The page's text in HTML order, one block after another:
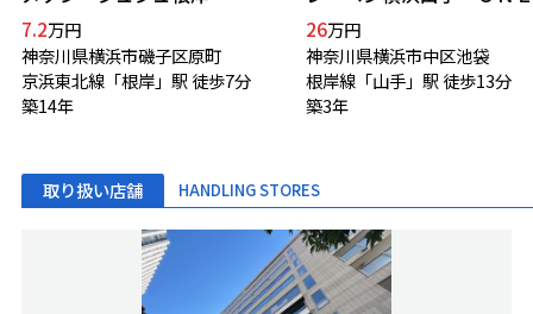
7.2万円
神奈川県横浜市磯子区原町
京浜東北線「根岸」駅 徒歩7分
築14年
26万円
神奈川県横浜市中区池袋
根岸線「山手」駅 徒歩13分
築3年
取り扱い店舗 HANDLING STORES